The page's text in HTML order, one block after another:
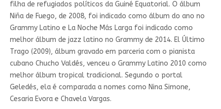
filha de refugiados políticos da Guiné Equatorial. O álbum
Niña de Fuego, de 2008, foi indicado como álbum do ano no
Grammy Latino e La Noche Más Larga foi indicado como
melhor álbum de jazz latino no Grammy de 2014. El Último
Trago (2009), álbum gravado em parceria com o pianista
cubano Chucho Valdés, venceu o Grammy Latino 2010 como
melhor álbum tropical tradicional. Segundo o portal
Geledés, ela é comparada a nomes como Nina Simone,
Cesaria Evora e Chavela Vargas.